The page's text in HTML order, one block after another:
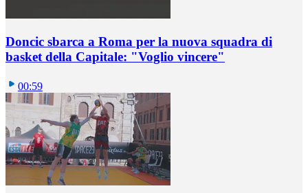
Doncic sbarca a Roma per la nuova squadra di
basket della Capitale: "Voglio vincere"
00:59